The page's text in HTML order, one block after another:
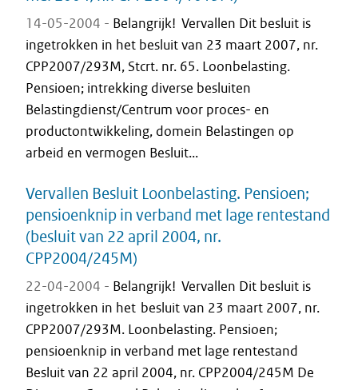
14-05-2004 - Belangrijk! Vervallen Dit besluit is
ingetrokken in het besluit van 23 maart 2007, nr.
CPP2007/293M, Stcrt. nr. 65. Loonbelasting.
Pensioen; intrekking diverse besluiten
Belastingdienst/Centrum voor proces- en
productontwikkeling, domein Belastingen op
arbeid en vermogen Besluit...
Vervallen Besluit Loonbelasting. Pensioen;
pensioenknip in verband met lage rentestand
(besluit van 22 april 2004, nr.
CPP2004/245M)
22-04-2004 - Belangrijk! Vervallen Dit besluit is
ingetrokken in het besluit van 23 maart 2007, nr.
CPP2007/293M. Loonbelasting. Pensioen;
pensioenknip in verband met lage rentestand
Besluit van 22 april 2004, nr. CPP2004/245M De